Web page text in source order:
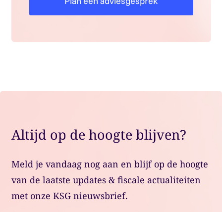
Altijd op de hoogte blijven?
Meld je vandaag nog aan en blijf op de hoogte
van de laatste updates & fiscale actualiteiten
met onze KSG nieuwsbrief.